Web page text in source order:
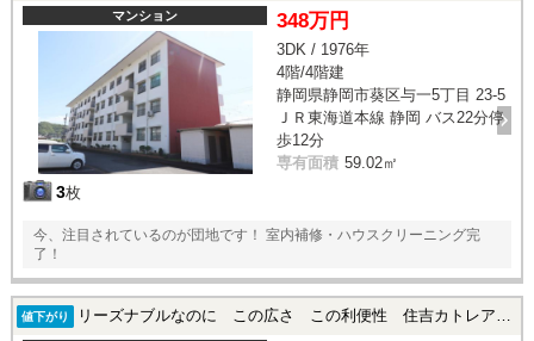
マンション
3枚
348万円
3DK / 1976年
4階/4階建
静岡県静岡市葵区与一5丁目 23-5
ＪＲ東海道本線 静岡 バス22分停
歩12分
専有面積 59.02㎡
今、注目されているのが団地です！ 室内補修・ハウスクリーニング完
了！
値下がり リーズナブルなのに この広さ この利便性 住吉カトレア208|浜松市中央区住吉2丁目 7の中古マンション